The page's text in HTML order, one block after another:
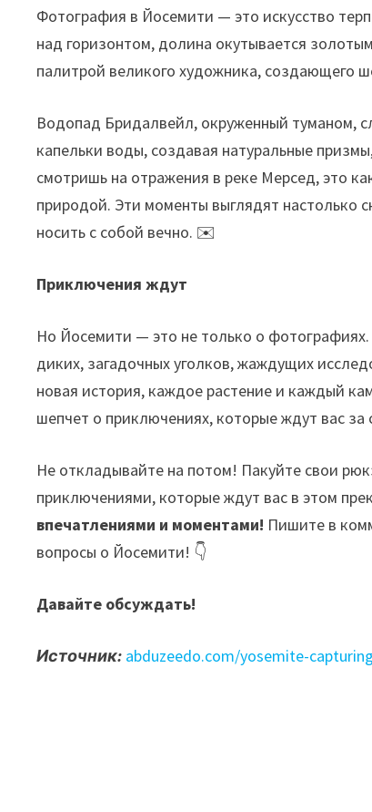
Фотография в Йосемити — это искусство
над горизонтом, долина окутывается
палитрой великого художника, создающего
Водопад Бридалвейл, окруженный туманом,
капельки воды, создавая натуральные
смотришь на отражения в реке Мерсед, это
природой. Эти моменты выглядят настолько
носить с собой вечно. ✉️
Приключения ждут
Но Йосемити — это не только о
диких, загадочных уголков, жаждущих
новая история, каждое растение и каждый
шепчет о приключениях, которые ждут вас
Не откладывайте на потом! Пакуйте свои
приключениями, которые ждут вас в этом
впечатлениями и моментами! Пишите в
вопросы о Йосемити! 👇
Давайте обсуждать!
Источник: abduzeedo.com/yosemite-